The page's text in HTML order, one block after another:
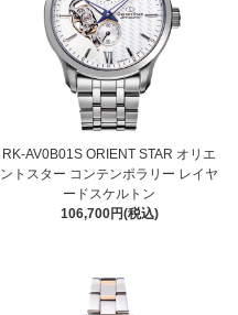
RK-AV0B01S ORIENT STAR オリエ
ントスター コンテンポラリー レイヤ
ードスケルトン
106,700円(税込)